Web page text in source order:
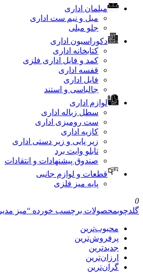
مبلمان اداری
مبل و نیم ست اداری
جلو مبلی
دکوراسیون اداری
کتابخانه اداری
کمد و فایل اداری فلزی
قفسه اداری
فایل اداری
جالباسی و استند
لوازم اداری
سطل زباله اداری
ست رومیزی اداری
کازیه اداری
زیر پایی و زیر دستی اداری
تابلو وایت برد
صندوق پیشنهادات و انتقادات
قطعات و لوازم جانبی
پایه میز فلزی
برچسب خورده “میز مدیریتی